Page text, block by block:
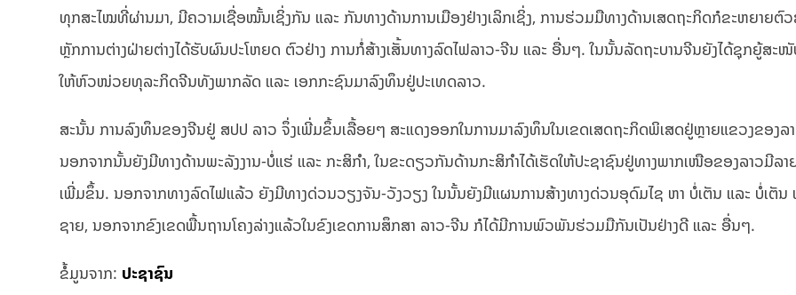
ທຸກສະໄໝທີ່ຜ່ານມາ, ມີຄວາມເຊື່ອໝັ້ນເຊິ່ງ​ກັນ ແລະ ກັນທາງດ້ານການເມືອງຢ່າງເລິກເຊິ່ງ, ການຮ່ວມມືທາງດ້ານເສດຖະກິດກໍຂະຫຍາຍຕົ
ຫຼັກການຕ່າງຝ່າຍ​ຕ່າງໄດ້ຮັບຜົນປະໂຫຍດ ຕົວຢ່າງ ການກໍ່ສ້າງເສັ້ນທາງລົດໄຟລາວ-ຈີນ ແລະ ອື່ນໆ. ໃນນັ້ນລັດຖະບານຈີນຍັງໄດ້ຊຸກຍູ້ສະ
ໃຫ້ຫົວໜ່ວຍທຸລະກິດຈີນທັງພາກລັດ ແລະ ເອກກະຊົນມາລົງທຶນຢູ່ປະເທດລາວ.
ສະນັ້ນ ການລົງທຶນຂອງຈີນຢູ່ ສປປ ລາວ ຈຶ່ງເພີ່ມຂຶ້ນເລື້ອຍໆ ສະແດງອອກໃນການມາລົງທຶນໃນເຂດເສດຖະກິດພິເສດຢູ່ຫຼາຍແຂວງຂອງລ
ນອກຈາກນັ້ນຍັງມີທາງດ້ານພະລັງງານ-ບໍ່ແຮ່ ແລະ ກະສິກຳ, ໃນຂະດຽວກັນດ້ານກະສິກຳໄດ້ເຮັດໃຫ້ປະຊາຊົນຢູ່ທາງພາກເໜືອຂອງລາວມີລາ
ເພີ່ມຂຶ້ນ. ນອກຈາກທາງລົດໄຟແລ້ວ ຍັງມີທາງດ່ວນວຽງຈັນ-ວັງວຽງ ໃນນັ້ນຍັງມີແຜນການສ້າງທາງດ່ວນອຸດົມໄຊ ຫາ ບໍ່ເຕັນ ແລະ ບໍ່ເຕັ
ຊາຍ, ນອກຈາກຂົງເຂດພື້ນຖານໂຄງລ່າງແລ້ວໃນຂົງເຂດການສຶກສາ ລາວ-ຈີນ ກໍໄດ້ມີການພົວພັນຮ່ວມມືກັນເປັນຢ່າງດີ ແລະ ອື່ນໆ.
ຂໍ້ມູນຈາກ: ປະຊາຊົນ